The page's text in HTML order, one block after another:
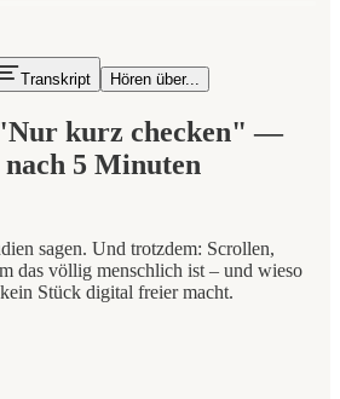
Transkript Hören über...
kurz checken" —
5 Minuten
sagen. Und trotzdem: Scrollen,
das völlig menschlich ist – und wieso
Stück digital freier macht.